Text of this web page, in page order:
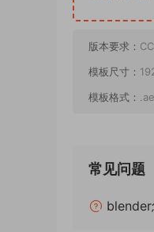
版本要求：
模板尺寸：
模板格式：
常见问题
blender